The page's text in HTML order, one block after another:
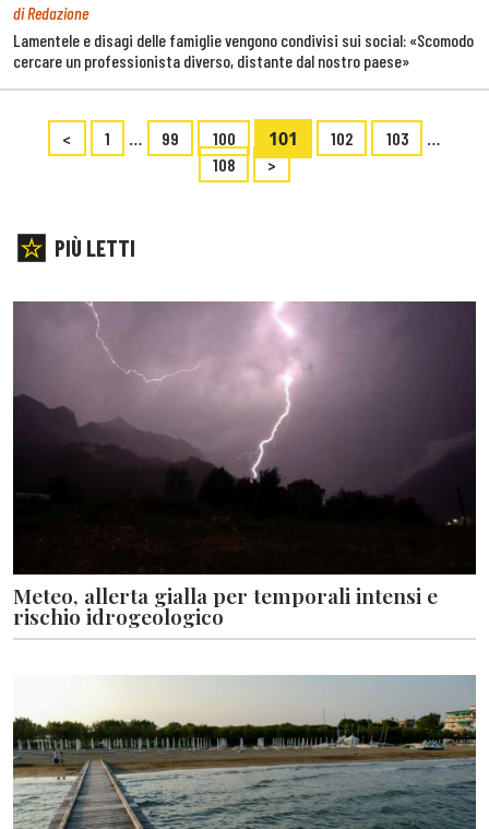
di Redazione
Lamentele e disagi delle famiglie vengono condivisi sui social: «Scomodo
cercare un professionista diverso, distante dal nostro paese»
< 1 … 99 100 101 102 103 …
108 >
PIÙ LETTI
Meteo, allerta gialla per temporali intensi e
rischio idrogeologico